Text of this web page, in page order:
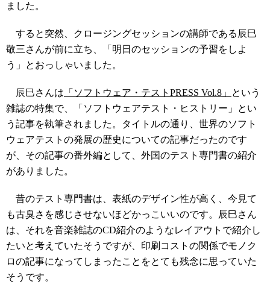
ました。
すると突然、クロージングセッションの講師である辰巳
敬三さんが前に立ち、「明日のセッションの予習をしよ
う」とおっしゃいました。
辰巳さんは 「ソフトウェア・テストPRESS Vol.8」
という
雑誌の特集で、「ソフトウェアテスト・ヒストリー」とい
う記事を執筆されました。タイトルの通り、世界のソフト
ウェアテストの発展の歴史についての記事だったのです
が、その記事の番外編として、外国のテスト専門書の紹介
がありました。
昔のテスト専門書は、表紙のデザイン性が高く、今見て
も古臭さを感じさせないほどかっこいいのです。辰巳さん
は、それを音楽雑誌のCD紹介のようなレイアウトで紹介し
たいと考えていたそうですが、印刷コストの関係でモノク
ロの記事になってしまったことをとても残念に思っていた
そうです。